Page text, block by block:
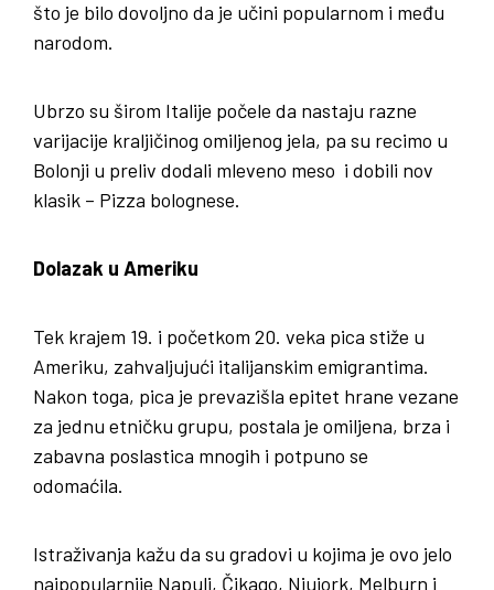
što je bilo dovoljno da je učini popularnom i među
narodom.
Ubrzo su širom Italije počele da nastaju razne
varijacije kraljičinog omiljenog jela, pa su recimo u
Bolonji u preliv dodali mleveno meso i dobili nov
klasik – Pizza bolognese.
Dolazak u Ameriku
Tek krajem 19. i početkom 20. veka pica stiže u
Ameriku, zahvaljujući italijanskim emigrantima.
Nakon toga, pica je prevazišla epitet hrane vezane
za jednu etničku grupu, postala je omiljena, brza i
zabavna poslastica mnogih i potpuno se
odomaćila.
Istraživanja kažu da su gradovi u kojima je ovo jelo
najpopularnije Napulj, Čikago, Njujork, Melburn i